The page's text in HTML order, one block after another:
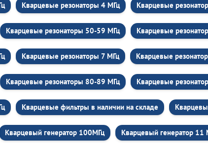
Кварцевые резонаторы 4 МГц Кварцевые
Кварцевые резонаторы 50-59 МГц Кварцевые
Кварцевые резонаторы 7 МГц Кварцевые
Кварцевые резонаторы 80-89 МГц Кварцевые
Кварцевые фильтры в наличии на складе
Кварцевый генератор 100МГц Кварцевый генератор 11